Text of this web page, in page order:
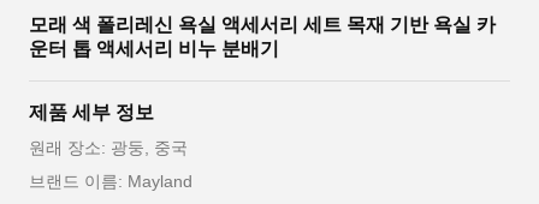
모래 색 폴리레신 욕실 액세서리 세트 목재 기반 욕실 카
운터 톱 액세서리 비누 분배기
제품 세부 정보
원래 장소: 광둥, 중국
브랜드 이름: Mayland